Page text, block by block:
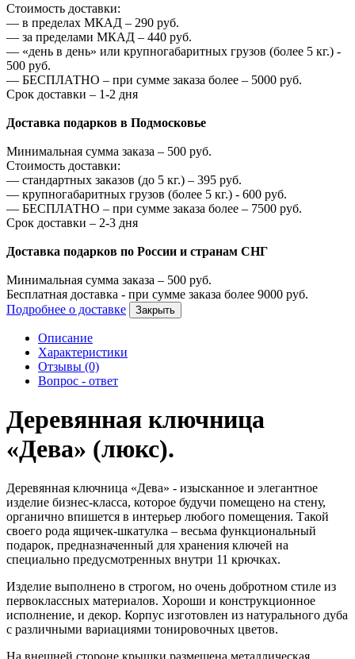
Стоимость доставки:
— в пределах МКАД – 290 руб.
— за пределами МКАД – 440 руб.
— «день в день» или крупногабаритных грузов (более 5 кг.) -
500 руб.
— БЕСПЛАТНО – при сумме заказа более – 5000 руб.
Срок доставки – 1-2 дня
Доставка подарков в Подмосковье
Минимальная сумма заказа – 500 руб.
Стоимость доставки:
— стандартных заказов (до 5 кг.) – 395 руб.
— крупногабаритных грузов (более 5 кг.) - 600 руб.
— БЕСПЛАТНО – при сумме заказа более – 7500 руб.
Срок доставки – 2-3 дня
Доставка подарков по России и странам СНГ
Минимальная сумма заказа – 500 руб.
Бесплатная доставка - при сумме заказа более 9000 руб.
Подробнее о доставке
Закрыть
Описание
Характеристики
Отзывы (0)
Вопрос - ответ
Деревянная ключница
«Дева» (люкс).
Деревянная ключница «Дева» - изысканное и элегантное
изделие бизнес-класса, которое будучи помещено на стену,
органично впишется в интерьер любого помещения. Такой
своего рода ящичек-шкатулка – весьма функциональный
подарок, предназначенный для хранения ключей на
специально предусмотренных внутри 11 крючках.
Изделие выполнено в строгом, но очень добротном стиле из
первоклассных материалов. Хороши и конструкционное
исполнение, и декор. Корпус изготовлен из натурального дуба
с различными вариациями тонировочных цветов.
На внешней стороне крышки размещена металлическая